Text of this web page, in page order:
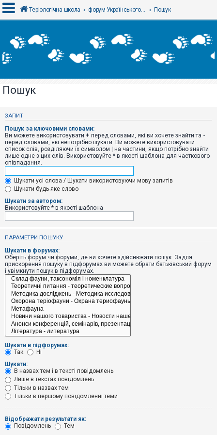
х
і
Р
с
р
а
ц
і
я
Т
е
м
и
б
і
п
о
в
і
д
в
н
т
е
м
и
о
ш
Теріологічна школа форум Українського теріологічного товариства Пошук
Пошук
ЗАПИТ
Пошук за ключовими словами:
Ви можете використовувати + перед словами, які ви хочете знайти та -
перед словами, які непотрібно шукати. Ви можете використовувати
список слів, розділяючи їх символом | на частини, якщо потрібно знайти
лише одне з цих слів. Використовуйте * в якості шаблона для часткового
співпадання.
Шукати усі слова / Шукати використовуючи мову запитів
Шукати будь-яке слово
Шукати за автором:
Використовуйте * в якості шаблона
ПАРАМЕТРИ ПОШУКУ
Шукати в форумах:
Оберіть форум чи форуми, де ви хочете здійснювати пошук. Задля
прискорення пошуку в підфорумах ви можете обрати батьківський форум
і увімкнути пошук в підфорумах.
Шукати в підфорумах:
Так
Ні
Шукати:
В назвах тем і в тексті повідомлень
Лише в текстах повідомлень
Тільки в назвах тем
Тільки в першому повідомленні теми
Відображати результати як:
Повідомлень
Тем